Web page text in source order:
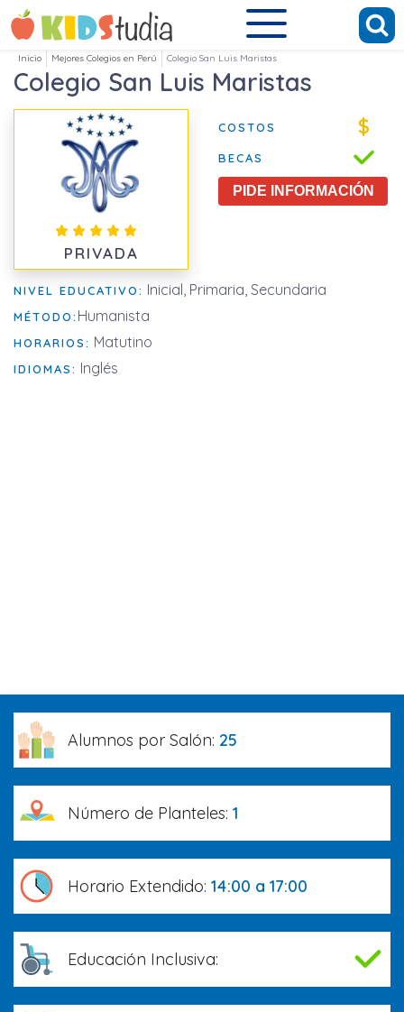
Inicio Mejores Colegios en Perú Colegio San Luis Maristas
Colegio San Luis Maristas
PRIVADA
COSTOS $
BECAS
PIDE INFORMACIÓN
NIVEL EDUCATIVO: Inicial, Primaria, Secundaria
MÉTODO: Humanista
HORARIOS: Matutino
IDIOMAS: Inglés
Alumnos por Salón: 25
Número de Planteles: 1
Horario Extendido: 14:00 a 17:00
Educación Inclusiva: